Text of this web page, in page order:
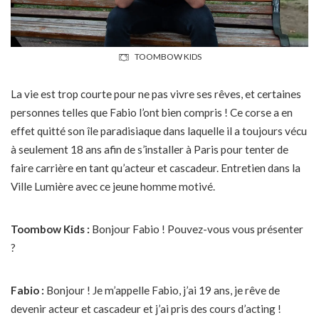
TOOMBOW KIDS
La vie est trop courte pour ne pas vivre ses rêves, et certaines
personnes telles que Fabio l’ont bien compris ! Ce corse a en
effet quitté son île paradisiaque dans laquelle il a toujours vécu
à seulement 18 ans afin de s’installer à Paris pour tenter de
faire carrière en tant qu’acteur et cascadeur. Entretien dans la
Ville Lumière avec ce jeune homme motivé.
Toombow Kids : Bonjour Fabio ! Pouvez-vous vous présenter
?
Fabio : Bonjour ! Je m’appelle Fabio, j’ai 19 ans, je rêve de
devenir acteur et cascadeur et j’ai pris des cours d’acting !